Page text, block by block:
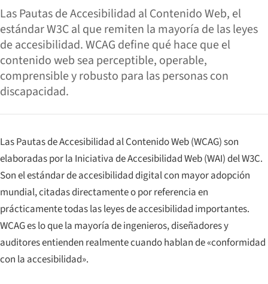
Las Pautas de Accesibilidad al Contenido Web, el
estándar W3C al que remiten la mayoría de las leyes
de accesibilidad. WCAG define qué hace que el
contenido web sea perceptible, operable,
comprensible y robusto para las personas con
discapacidad.
Las Pautas de Accesibilidad al Contenido Web (WCAG) son
elaboradas por la Iniciativa de Accesibilidad Web (WAI) del W3C.
Son el estándar de accesibilidad digital con mayor adopción
mundial, citadas directamente o por referencia en
prácticamente todas las leyes de accesibilidad importantes.
WCAG es lo que la mayoría de ingenieros, diseñadores y
auditores entienden realmente cuando hablan de «conformidad
con la accesibilidad».